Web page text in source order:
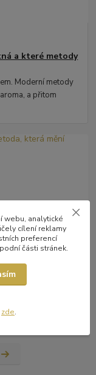
a které metody
Moderní metody
a přitom
zpracování, při
webu, analytické
cílení reklamy
preferencí
části stránek.
zde.